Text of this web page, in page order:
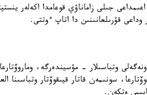
جىلى زاماناۋي قوعامدا اكەلەر
قۇرىلعانىنىن دا اتاپ ءوتتى.
وتباسىلار - مۋسيندەرگە،
سونىمەن قاتار قيىقوۆتار